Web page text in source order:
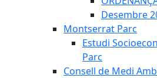
Desembre
Montserrat Parc
Estudi
Parc
Consell de Medi